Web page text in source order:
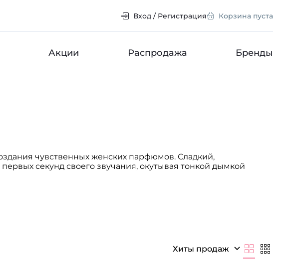
Вход / Регистрация Корзина пуста
Акции Распродажа Бренды
чувственных женских парфюмов. Сладкий,
секунд своего звучания, окутывая тонкой дымкой
Хиты продаж